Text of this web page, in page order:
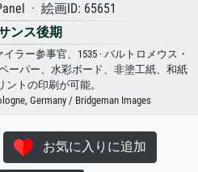
· 絵画ID: 65651
ンス後期
ラー参事官、1535 · バルトロメウス・
ーパー、水彩ボード、非塗工紙、和紙
ントの印刷が可能。
Germany / Bridgeman Images
お気に入りに追加